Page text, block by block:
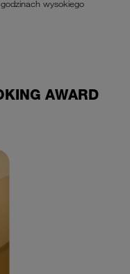
wysokiego
AWARD